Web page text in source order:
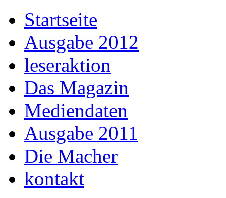
Startseite
Ausgabe 2012
leseraktion
Das Magazin
Mediendaten
Ausgabe 2011
Die Macher
kontakt